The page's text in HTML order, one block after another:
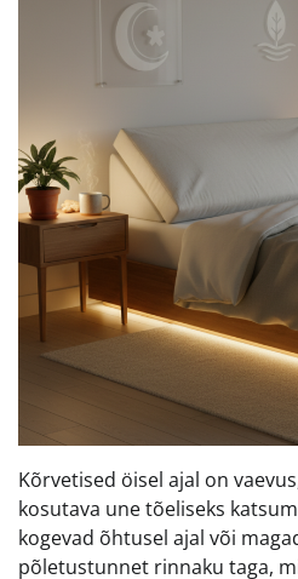
Kõrvetised öisel ajal on
kosutava une tõeliseks
kogevad õhtusel ajal või
põletustunnet rinnaku taga,